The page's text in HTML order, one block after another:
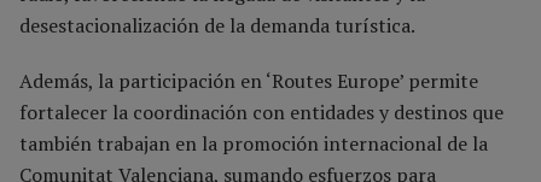
desestacionalización de la demanda turística.
Además, la participación en ‘Routes Europe’ permite
fortalecer la coordinación con entidades y destinos que
también trabajan en la promoción internacional de la
Comunitat Valenciana, sumando esfuerzos para